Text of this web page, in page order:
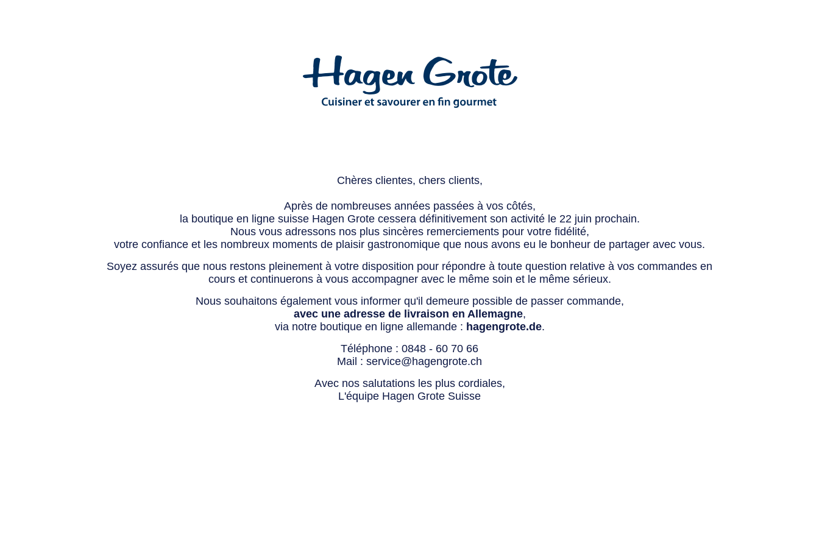
Chères clientes, chers clients,
Après de nombreuses années passées à vos côtés,
la boutique en ligne suisse Hagen Grote cessera définitivement son activité le 22 juin prochain.
Nous vous adressons nos plus sincères remerciements pour votre fidélité,
votre confiance et les nombreux moments de plaisir gastronomique que nous avons eu le bonheur de partager avec vous.
Soyez assurés que nous restons pleinement à votre disposition pour répondre à toute question relative à vos commandes en
cours et continuerons à vous accompagner avec le même soin et le même sérieux.
Nous souhaitons également vous informer qu'il demeure possible de passer commande,
avec une adresse de livraison en Allemagne,
via notre boutique en ligne allemande : hagengrote.de.
Téléphone : 0848 - 60 70 66
Mail : service@hagengrote.ch
Avec nos salutations les plus cordiales,
L'équipe Hagen Grote Suisse